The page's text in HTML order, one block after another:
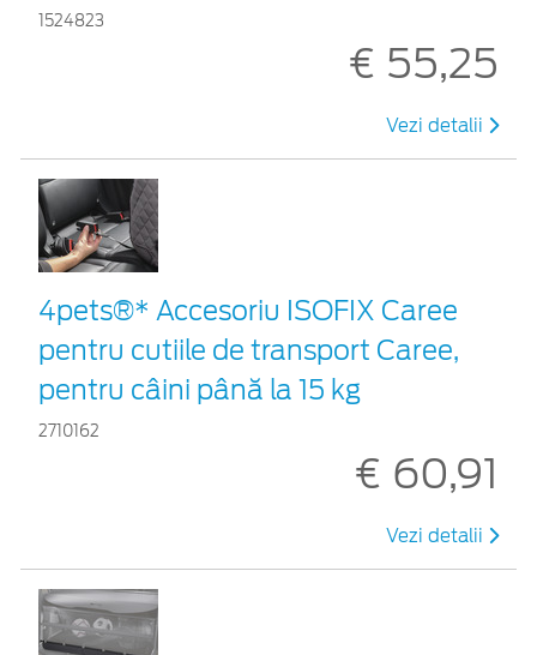
1524823
€ 55,25
Vezi detalii
4pets®* Accesoriu ISOFIX Caree
pentru cutiile de transport Caree,
pentru câini până la 15 kg
2710162
€ 60,91
Vezi detalii